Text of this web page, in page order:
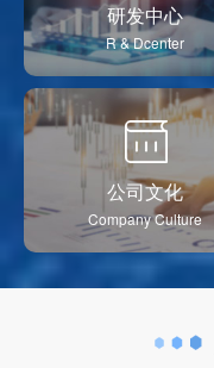
研发中心
R & Dcenter
公司文化
Company Culture